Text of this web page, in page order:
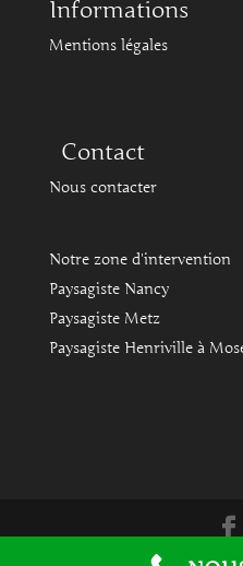
Informations
Mentions légales
Contact
Nous contacter
Notre zone d'intervention
Paysagiste Nancy
Paysagiste Metz
Paysagiste Henriville à